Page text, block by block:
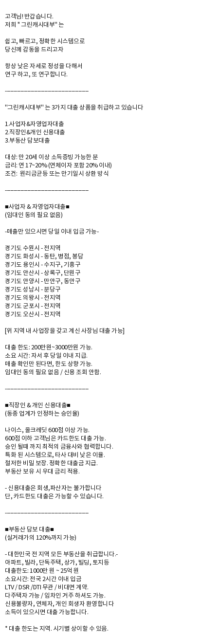
고객님! 반갑습니다.
저희 '' 그린캐시대부'' 는
쉽고, 빠르고, 정확한 시스템으로
당신께 감동을 드리고자
항상 낮은 자세로 정성을 다해서
연구 하고, 또 연구합니다.
-------------------------------------------------
''그린캐시대부'' 는 3가지 대출 상품을 취급하고 있습니다
1.사업자&자영업자대출
2.직장인&개인 신용대출
3.부동산 담보대출
대상: 만 20세 이상 소득증빙 가능한 분
금리: 연 17~20% (연체이자 포함 20% 이내)
조건: 원리금균등 또는 만기일시 상환 방식
-------------------------------------------------
■사업자 & 자영업자대출■
(임대인 동의 필요 없음)
-매출만 있으시면 당일 이내 입금 가능-
경기도 수원시 - 전지역
경기도 화성시 - 동탄, 병점, 봉담
경기도 용인시 - 수지구, 기흥구
경기도 안산시 - 상록구, 단원구
경기도 안양시 - 만안구, 동안구
경기도 성남시 - 분당구
경기도 의왕시 - 전지역
경기도 군포시 - 전지역
경기도 오산시 - 전지역
[위 지역 내 사업장을 갖고 계신 사장님 대출 가능]
대출 한도: 200만원~3000만원 가능.
소요 시간: 자서 후 당일 이내 지급.
매출 확인만 된다면, 한도 상향 가능.
임대인 동의 필요 없음 / 신용 조회 안함.
-------------------------------------------------
■직장인 & 개인 신용대출■
(동종 업계가 인정하는 승인율)
나이스, 올크레딧 600점 이상 가능.
600점 이하 고객님은 카드한도 대출 가능.
승인 될때 까지 최적의 금융사와 협력합니다.
특화 된 시스템으로, 타사 대비 낮은 이율.
철저한 비밀 보장. 정확한 대출금 지급.
부동산 보유 시 우대 금리 적용.
- 신용대출은 회생,파산자는 불가합니다
단, 카드한도 대출은 가능할 수 있습니다.
-------------------------------------------------
■부동산 담보 대출■
(실거래가의 120%까지 가능)
- 대한민국 전 지역 모든 부동산을 취급합니다.-
아파트, 빌라, 단독주택, 상가, 빌딩, 토지등
대출한도: 1000만 원 ~ 25억 원
소요시간: 전국 2시간 이내 입금
LTV / DSR /DTI 무관 / 비대면 계약.
다주택자 가능 / 임차인 거주 하셔도 가능.
신용불량자, 연체자, 개인 회생자 환영합니다
소득이 있으시면 대출 가능합니다.
* 대출 한도는 지역. 시기별 상이할 수 있음.